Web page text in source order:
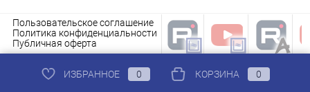
Пользовательское соглашение
Политика конфиденциальности
Публичная оферта
ИЗБРАННОЕ 0 КОРЗИНА 0